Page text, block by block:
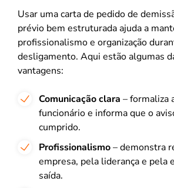
Usar uma carta de pedido de
prévio bem estruturada ajuda a
profissionalismo e organização
desligamento. Aqui estão algumas
vantagens:
Comunicação clara – formaliza
funcionário e informa que o
cumprido.
Profissionalismo– demonstra
empresa, pela liderança e pela
saída.